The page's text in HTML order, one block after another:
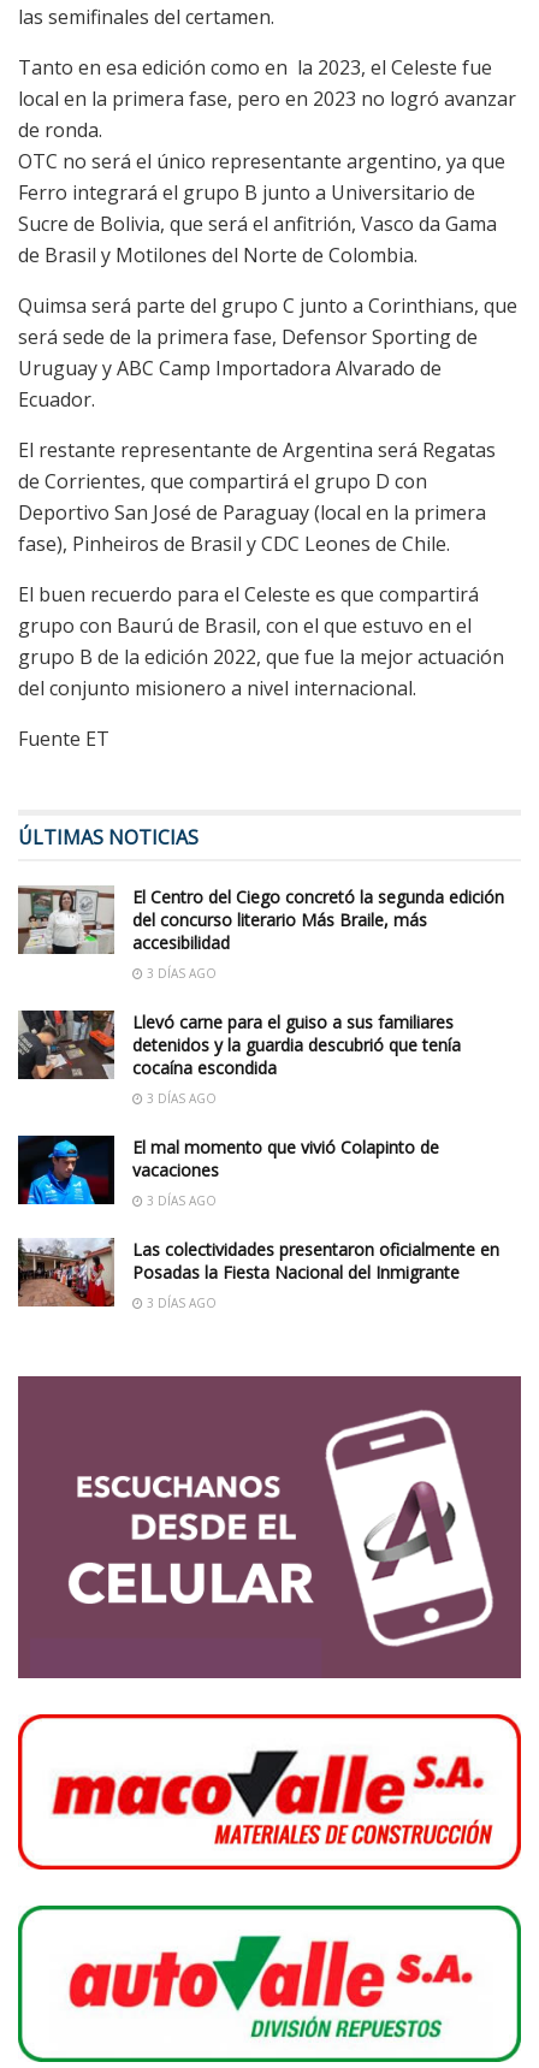
las semifinales del certamen.
Tanto en esa edición como en la 2023, el Celeste fue
local en la primera fase, pero en 2023 no logró avanzar
de ronda.
OTC no será el único representante argentino, ya que
Ferro integrará el grupo B junto a Universitario de
Sucre de Bolivia, que será el anfitrión, Vasco da Gama
de Brasil y Motilones del Norte de Colombia.
Quimsa será parte del grupo C junto a Corinthians, que
será sede de la primera fase, Defensor Sporting de
Uruguay y ABC Camp Importadora Alvarado de
Ecuador.
El restante representante de Argentina será Regatas
de Corrientes, que compartirá el grupo D con
Deportivo San José de Paraguay (local en la primera
fase), Pinheiros de Brasil y CDC Leones de Chile.
El buen recuerdo para el Celeste es que compartirá
grupo con Baurú de Brasil, con el que estuvo en el
grupo B de la edición 2022, que fue la mejor actuación
del conjunto misionero a nivel internacional.
Fuente ET
ÚLTIMAS NOTICIAS
El Centro del Ciego concretó la segunda edición
del concurso literario Más Braile, más
accesibilidad
3 DÍAS AGO
Llevó carne para el guiso a sus familiares
detenidos y la guardia descubrió que tenía
cocaína escondida
3 DÍAS AGO
El mal momento que vivió Colapinto de
vacaciones
3 DÍAS AGO
Las colectividades presentaron oficialmente en
Posadas la Fiesta Nacional del Inmigrante
3 DÍAS AGO